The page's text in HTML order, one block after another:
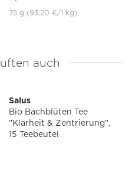
75 g (93,20 €/1 kg)
auch
Salus
Bio Bachblüten Tee
"Klarheit & Zentrierung",
15 Teebeutel